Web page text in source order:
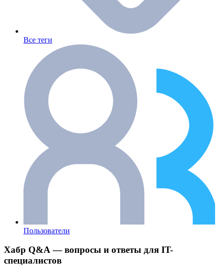
Все теги
Пользователи
Хабр Q&A — вопросы и ответы для IT-
специалистов